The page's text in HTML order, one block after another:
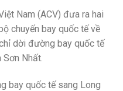
Nam (ACV) đưa ra hai
chuyến bay quốc tế về
dời đường bay quốc tế
Nhất.
bay quốc tế sang Long